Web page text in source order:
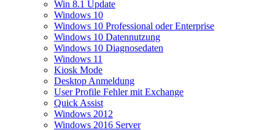
Win 8.1 Update
Windows 10
Windows 10 Professional oder Enterprise
Windows 10 Datennutzung
Windows 10 Diagnosedaten
Windows 11
Kiosk Mode
Desktop Anmeldung
User Profile Fehler mit Exchange
Quick Assist
Windows 2012
Windows 2016 Server